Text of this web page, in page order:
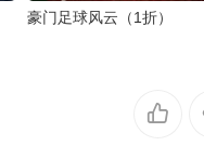
豪门足球风云（1折）